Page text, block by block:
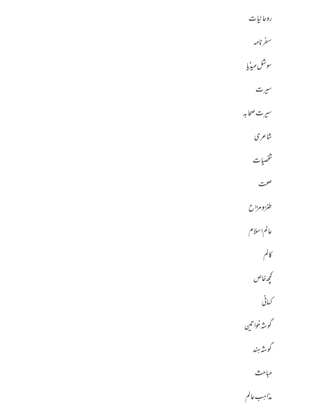
روحانیات
سفرنامہ
سوشل میڈیا
سیرت
سیرت صحابہ
شاعری
شخصیات
صحت
طنز و مزاح
عالم اسلام
کالم
کچھ خاص
کہانی
گوشہ خواتین
گوشہ ہند
مباحث
مذاہب عالم